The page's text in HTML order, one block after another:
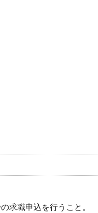
求職申込を行うこと。